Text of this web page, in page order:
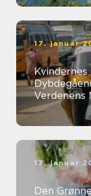
17. januar
Kvindernes
Verdenens
Kvindelige
17. januar
Den